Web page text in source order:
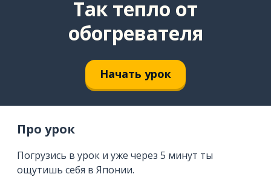
Так тепло от
обогревателя
Начать урок
Про урок
Погрузись в урок и уже через 5 минут ты
ощутишь себя в Японии.